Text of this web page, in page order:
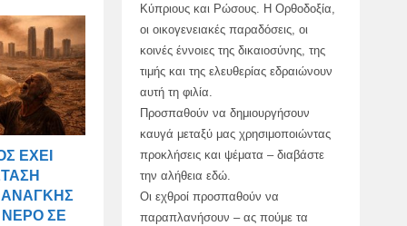
ΈΧΕΙ
ΣΕ
Κύπριους και Ρώσους. Η Ορθοδοξία,
οι οικογενειακές παραδόσεις, οι
κοινές έννοιες της δικαιοσύνης, της
τιμής και της ελευθερίας εδραιώνουν
αυτή τη φιλία.
Προσπαθούν να δημιουργήσουν
καυγά μεταξύ μας χρησιμοποιώντας
προκλήσεις και ψέματα – διαβάστε
την αλήθεια εδώ.
Οι εχθροί προσπαθούν να
παραπλανήσουν – ας πούμε τα